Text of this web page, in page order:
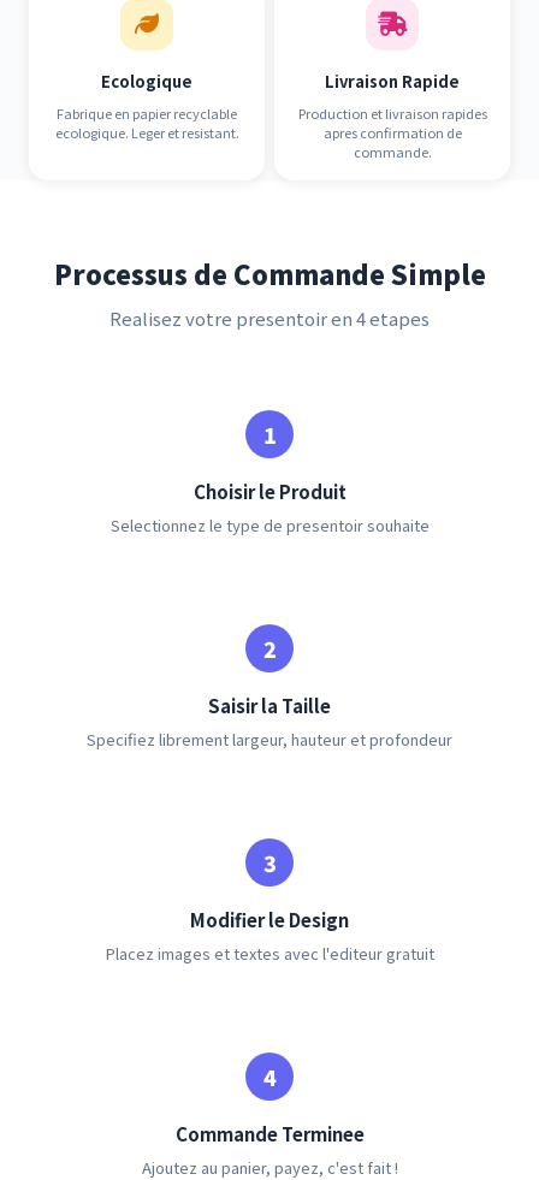
Ecologique
Fabrique en papier recyclable
ecologique. Leger et resistant.
Livraison Rapide
Production et livraison rapides
apres confirmation de
commande.
Processus de Commande Simple
Realisez votre presentoir en 4 etapes
Choisir le Produit
Selectionnez le type de presentoir souhaite
Saisir la Taille
Specifiez librement largeur, hauteur et profondeur
Modifier le Design
Placez images et textes avec l'editeur gratuit
Commande Terminee
Ajoutez au panier, payez, c'est fait !